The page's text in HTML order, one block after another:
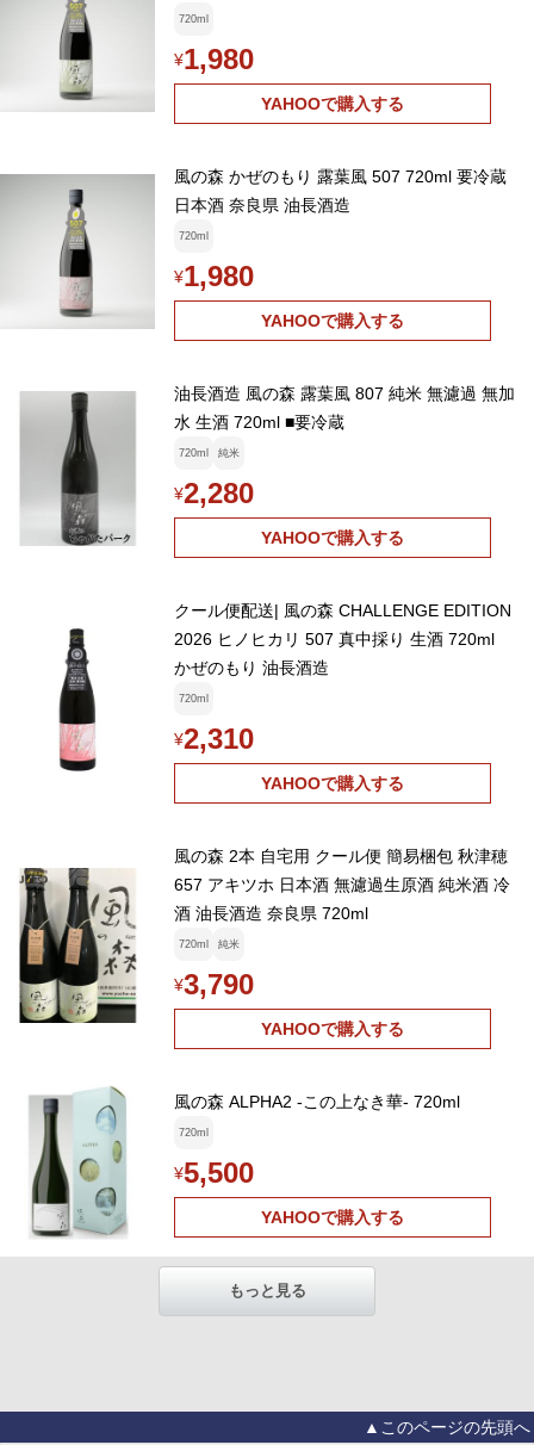
720ml
¥1,980
YAHOOで購入する
風の森 かぜのもり 露葉風 507 720ml 要冷蔵
日本酒 奈良県 油長酒造
720ml
¥1,980
YAHOOで購入する
油長酒造 風の森 露葉風 807 純米 無濾過 無加
水 生酒 720ml ■要冷蔵
720ml 純米
¥2,280
YAHOOで購入する
クール便配送| 風の森 CHALLENGE EDITION
2026 ヒノヒカリ 507 真中採り 生酒 720ml
かぜのもり 油長酒造
720ml
¥2,310
YAHOOで購入する
風の森 2本 自宅用 クール便 簡易梱包 秋津穂
657 アキツホ 日本酒 無濾過生原酒 純米酒 冷
酒 油長酒造 奈良県 720ml
720ml 純米
¥3,790
YAHOOで購入する
風の森 ALPHA2 -この上なき華- 720ml
720ml
¥5,500
YAHOOで購入する
もっと見る
▲このページの先頭へ